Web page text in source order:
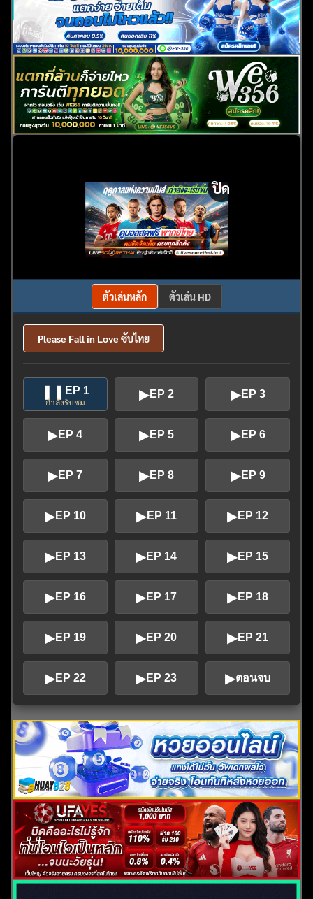
ปิด
ตัวเล่นหลัก ตัวเล่น HD
Please Fall in Love ซับไทย
EP 1
กำลังรับชม
▶EP 2 ▶EP 3
▶EP 4 ▶EP 5 ▶EP 6
▶EP 7 ▶EP 8 ▶EP 9
▶EP 10 ▶EP 11 ▶EP 12
▶EP 13 ▶EP 14 ▶EP 15
▶EP 16 ▶EP 17 ▶EP 18
▶EP 19 ▶EP 20 ▶EP 21
▶EP 22 ▶EP 23 ▶ตอนจบ